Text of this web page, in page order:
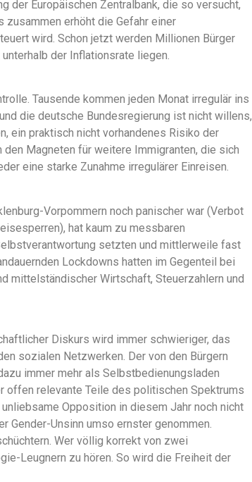
der Europäischen Zentralbank, die so versucht,
zusammen erhöht die Gefahr einer
wird. Schon jetzt werden Millionen Bürger
der Inflationsrate liegen.
Tausende kommen jeden Monat irregulär ins
die deutsche Bundesregierung ist nicht willens,
ein praktisch nicht vorhandenes Risiko der
Magneten für weitere Immigranten, die sich
eine starke Zunahme irregulärer Einreisen.
Vorpommern noch panischer war (Verbot
hat kaum zu messbaren
setzten und mittlerweile fast
Lockdowns hatten im Gegenteil bei
mittelständischer Wirtschaft, Steuerzahlern und
Diskurs wird immer schwieriger, das
sozialen Netzwerken. Der von den Bürgern
immer mehr als Selbstbedienungsladen
offen relevante Teile des politischen Spektrums
Opposition in diesem Jahr noch nicht
Gender-Unsinn umso ernster genommen.
Wer völlig korrekt von zwei
Leugnern zu hören. So wird die Freiheit der